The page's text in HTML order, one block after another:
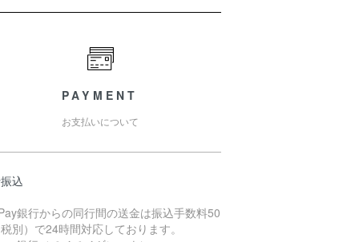
PAYMENT
お支払いについて
込
銀行からの同行間の送金は振込手数料50
別）で24時間対応しております。